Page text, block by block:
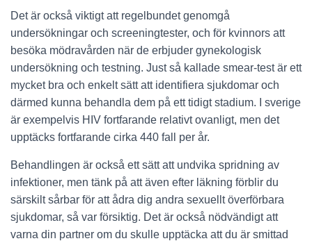
Det är också viktigt att regelbundet genomgå
undersökningar och screeningtester, och för kvinnors att
besöka mödravården när de erbjuder gynekologisk
undersökning och testning. Just så kallade smear-test är ett
mycket bra och enkelt sätt att identifiera sjukdomar och
därmed kunna behandla dem på ett tidigt stadium. I sverige
är exempelvis HIV fortfarande relativt ovanligt, men det
upptäcks fortfarande cirka 440 fall per år.
Behandlingen är också ett sätt att undvika spridning av
infektioner, men tänk på att även efter läkning förblir du
särskilt sårbar för att ådra dig andra sexuellt överförbara
sjukdomar, så var försiktig. Det är också nödvändigt att
varna din partner om du skulle upptäcka att du är smittad